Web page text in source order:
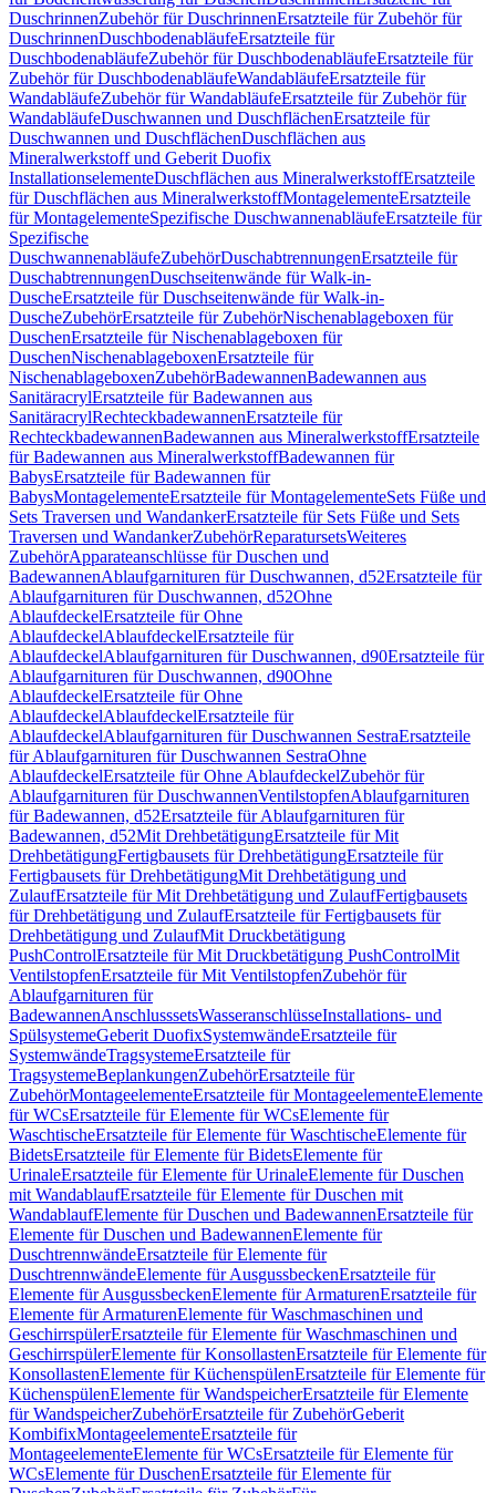
DuschrinnenZubehör für DuschrinnenErsatzteile für Zubehör für
DuschrinnenDuschbodenabläufeErsatzteile für
DuschbodenabläufeZubehör für DuschbodenabläufeErsatzteile für
Zubehör für DuschbodenabläufeWandabläufeErsatzteile für
WandabläufeZubehör für WandabläufeErsatzteile für Zubehör für
WandabläufeDuschwannen und DuschflächenErsatzteile für
Duschwannen und DuschflächenDuschflächen aus
Mineralwerkstoff und Geberit Duofix
InstallationselementeDuschflächen aus MineralwerkstoffErsatzteile
für Duschflächen aus MineralwerkstoffMontagelementeErsatzteile
für MontagelementeSpezifische DuschwannenabläufeErsatzteile für
Spezifische
DuschwannenabläufeZubehörDuschabtrennungenErsatzteile für
DuschabtrennungenDuschseitenwände für Walk-in-
DuscheErsatzteile für Duschseitenwände für Walk-in-
DuscheZubehörErsatzteile für ZubehörNischenablageboxen für
DuschenErsatzteile für Nischenablageboxen für
DuschenNischenablageboxenErsatzteile für
NischenablageboxenZubehörBadewannenBadewannen aus
SanitäracrylErsatzteile für Badewannen aus
SanitäracrylRechteckbadewannenErsatzteile für
RechteckbadewannenBadewannen aus MineralwerkstoffErsatzteile
für Badewannen aus MineralwerkstoffBadewannen für
BabysErsatzteile für Badewannen für
BabysMontagelementeErsatzteile für MontagelementeSets Füße und
Sets Traversen und WandankerErsatzteile für Sets Füße und Sets
Traversen und WandankerZubehörReparatursetsWeiteres
ZubehörApparateanschlüsse für Duschen und
BadewannenAblaufgarnituren für Duschwannen, d52Ersatzteile für
Ablaufgarnituren für Duschwannen, d52Ohne
AblaufdeckelErsatzteile für Ohne
AblaufdeckelAblaufdeckelErsatzteile für
AblaufdeckelAblaufgarnituren für Duschwannen, d90Ersatzteile für
Ablaufgarnituren für Duschwannen, d90Ohne
AblaufdeckelErsatzteile für Ohne
AblaufdeckelAblaufdeckelErsatzteile für
AblaufdeckelAblaufgarnituren für Duschwannen SestraErsatzteile
für Ablaufgarnituren für Duschwannen SestraOhne
AblaufdeckelErsatzteile für Ohne AblaufdeckelZubehör für
Ablaufgarnituren für DuschwannenVentilstopfenAblaufgarnituren
für Badewannen, d52Ersatzteile für Ablaufgarnituren für
Badewannen, d52Mit DrehbetätigungErsatzteile für Mit
DrehbetätigungFertigbausets für DrehbetätigungErsatzteile für
Fertigbausets für DrehbetätigungMit Drehbetätigung und
ZulaufErsatzteile für Mit Drehbetätigung und ZulaufFertigbausets
für Drehbetätigung und ZulaufErsatzteile für Fertigbausets für
Drehbetätigung und ZulaufMit Druckbetätigung
PushControlErsatzteile für Mit Druckbetätigung PushControlMit
VentilstopfenErsatzteile für Mit VentilstopfenZubehör für
Ablaufgarnituren für
BadewannenAnschlusssetsWasseranschlüsseInstallations- und
SpülsystemeGeberit DuofixSystemwändeErsatzteile für
SystemwändeTragsystemeErsatzteile für
TragsystemeBeplankungenZubehörErsatzteile für
ZubehörMontageelementeErsatzteile für MontageelementeElemente
für WCsErsatzteile für Elemente für WCsElemente für
WaschtischeErsatzteile für Elemente für WaschtischeElemente für
BidetsErsatzteile für Elemente für BidetsElemente für
UrinaleErsatzteile für Elemente für UrinaleElemente für Duschen
mit WandablaufErsatzteile für Elemente für Duschen mit
WandablaufElemente für Duschen und BadewannenErsatzteile für
Elemente für Duschen und BadewannenElemente für
DuschtrennwändeErsatzteile für Elemente für
DuschtrennwändeElemente für AusgussbeckenErsatzteile für
Elemente für AusgussbeckenElemente für ArmaturenErsatzteile für
Elemente für ArmaturenElemente für Waschmaschinen und
GeschirrspülerErsatzteile für Elemente für Waschmaschinen und
GeschirrspülerElemente für KonsollastenErsatzteile für Elemente für
KonsollastenElemente für KüchenspülenErsatzteile für Elemente für
KüchenspülenElemente für WandspeicherErsatzteile für Elemente
für WandspeicherZubehörErsatzteile für ZubehörGeberit
KombifixMontageelementeErsatzteile für
MontageelementeElemente für WCsErsatzteile für Elemente für
WCsElemente für DuschenErsatzteile für Elemente für